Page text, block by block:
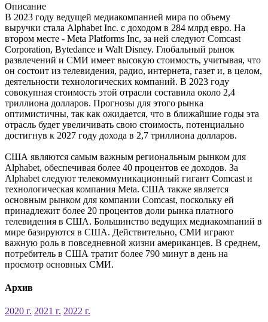
Описание
В 2023 году ведущей медиакомпанией мира по объему
выручки стала Alphabet Inc. с доходом в 284 млрд евро. На
втором месте - Meta Platforms Inc, за ней следуют Comcast
Corporation, Bytedance и Walt Disney. Глобальный рынок
развлечений и СМИ имеет высокую стоимость, учитывая, что
он состоит из телевидения, радио, интернета, газет и, в целом,
деятельности технологических компаний. В 2023 году
совокупная стоимость этой отрасли составила около 2,4
триллиона долларов. Прогнозы для этого рынка
оптимистичны, так как ожидается, что в ближайшие годы эта
отрасль будет увеличивать свою стоимость, потенциально
достигнув к 2027 году дохода в 2,7 триллиона долларов.
США являются самым важным региональным рынком для
Alphabet, обеспечивая более 40 процентов ее доходов. За
Alphabet следуют телекоммуникационный гигант Comcast и
технологическая компания Meta. США также является
основным рынком для компании Comcast, поскольку ей
принадлежит более 20 процентов доли рынка платного
телевидения в США. Большинство ведущих медиакомпаний в
мире базируются в США. Действительно, СМИ играют
важную роль в повседневной жизни американцев. В среднем,
потребитель в США тратит более 790 минут в день на
просмотр основных СМИ.
Архив
2020 г. 2021 г. 2022 г.